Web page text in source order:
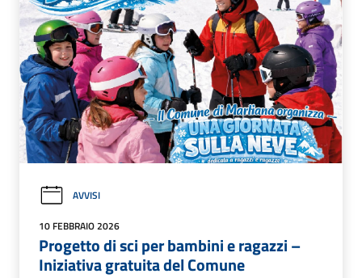
AVVISI
10 FEBBRAIO 2026
Progetto di sci per bambini e ragazzi –
Iniziativa gratuita del Comune